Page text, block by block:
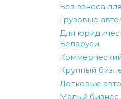
Без взноса
Грузовые
Для
Беларуси
Крупный
Легковые
Малый бизнес